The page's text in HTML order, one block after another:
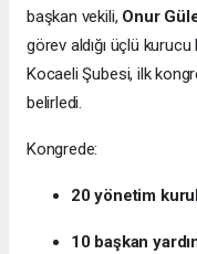
başkan vekili, Onur
görev aldığı üçlü
Kocaeli Şubesi, ilk
belirledi.
Kongrede:
20 yönetim
10 başkan